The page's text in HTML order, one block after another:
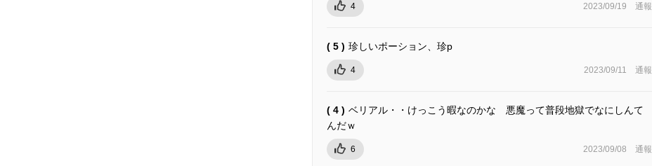
4 2023/09/19 通報
( 5 ) 珍しいポーション、珍p
4 2023/09/11 通報
( 4 ) ベリアル・・けっこう暇なのかな 悪魔って普段地獄でなにしんて
んだｗ
6 2023/09/08 通報